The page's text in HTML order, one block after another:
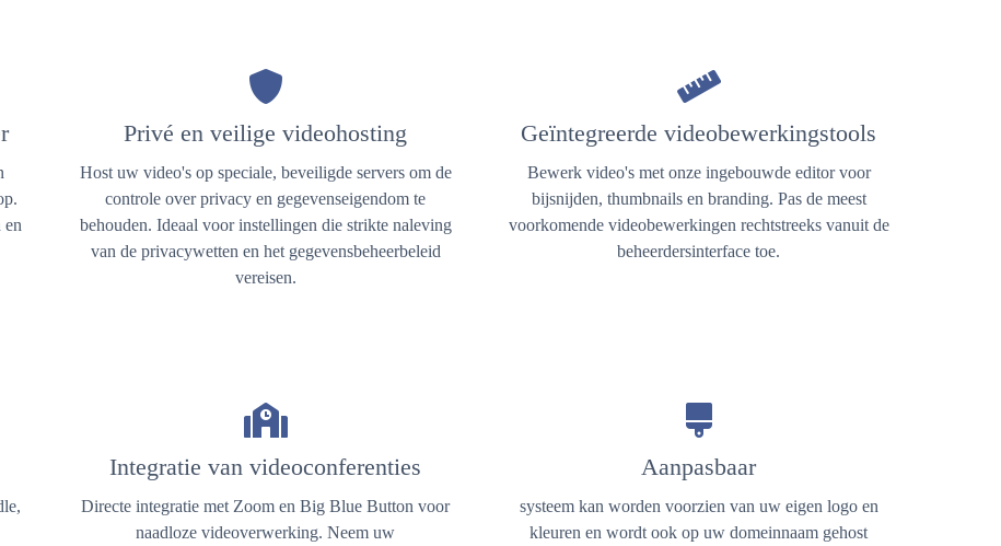
en
Privé en veilige videohosting
Host uw video's op speciale, beveiligde servers om de
controle over privacy en gegevenseigendom te
behouden. Ideaal voor instellingen die strikte naleving
van de privacywetten en het gegevensbeheerbeleid
vereisen.
Geïntegreerde videobewerkingstools
Bewerk video's met onze ingebouwde editor voor
bijsnijden, thumbnails en branding. Pas de meest
voorkomende videobewerkingen rechtstreeks vanuit de
beheerdersinterface toe.
Integratie van videoconferenties
Directe integratie met Zoom en Big Blue Button voor
naadloze videoverwerking. Neem uw
Aanpasbaar
systeem kan worden voorzien van uw eigen logo en
kleuren en wordt ook op uw domeinnaam gehost